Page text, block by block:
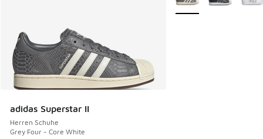
adidas Superstar II
Herren Schuhe
Grey Four - Core White